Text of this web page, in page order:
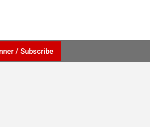
/ Subscribe